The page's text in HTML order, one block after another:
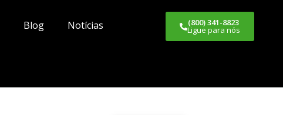
(800) 341-8823
Ligue para nós
Blog Notícias